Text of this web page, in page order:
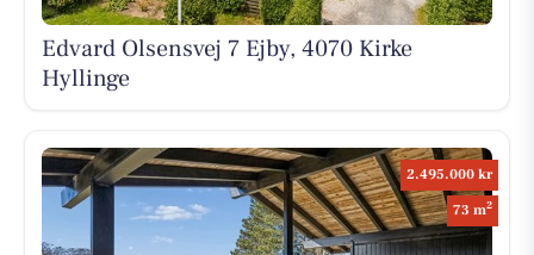
Edvard Olsensvej 7 Ejby, 4070 Kirke
Hyllinge
2.495.000 kr
73 m2